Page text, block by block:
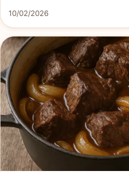
10/02/2026